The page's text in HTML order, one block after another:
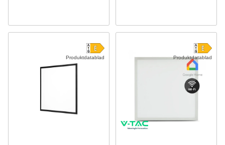
Produktdatablad Produktdatablad